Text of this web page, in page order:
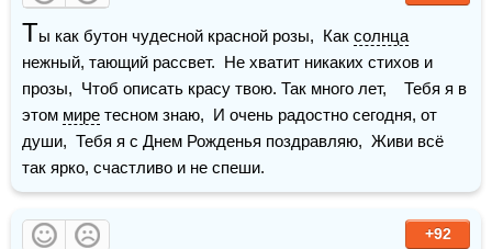
Ты как бутон чудесной красной розы,  Как солнца
нежный, тающий рассвет.  Не хватит никаких стихов и
прозы,  Чтоб описать красу твою. Так много лет,    Тебя я в
этом мире тесном знаю,  И очень радостно сегодня, от
души,  Тебя я с Днем Рожденья поздравляю,  Живи всё
так ярко, счастливо и не спеши.
+92